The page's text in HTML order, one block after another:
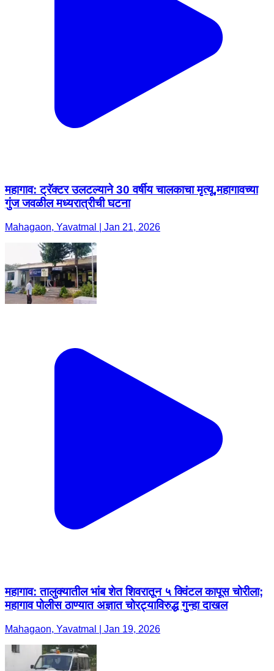
महागाव: ट्रॅक्टर उलटल्याने 30 वर्षीय चालकाचा मृत्यू,महागावच्या
गुंज जवळील मध्यरात्रीची घटना
Mahagaon, Yavatmal | Jan 21, 2026
महागाव: तालुक्यातील भांब शेत शिवरातून ५ क्विंटल कापूस चोरीला;
महागाव पोलीस ठाण्यात अज्ञात चोरट्याविरुद्ध गुन्हा दाखल
Mahagaon, Yavatmal | Jan 19, 2026